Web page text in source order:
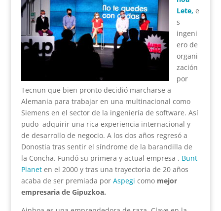
Lete, e
s
ingeni
ero de
organi
zación
por
Tecnun que bien pronto decidió marcharse a
Alemania para trabajar en una multinacional como
Siemens en el sector de la ingeniería de software. Así
pudo adquirir una rica experiencia internacional y
de desarrollo de negocio. A los dos años regresó a
Donostia tras sentir el síndrome de la barandilla de
la Concha. Fundó su primera y actual empresa , Bunt
Planeten el 2000 y tras una trayectoria de 20 años
acaba de ser premiada por Aspegi como mejor
empresaria de Gipuzkoa.